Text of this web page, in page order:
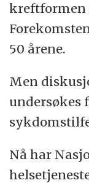
kreftformen
50 årene.
Men
undersøkes
Nå har